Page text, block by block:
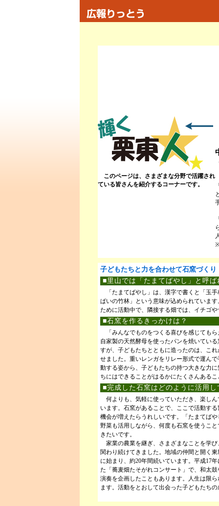
このページは、さまざまな分野で活躍され
ている皆さんを紹介するコーナーです。
子どもたちと力を合わせて石窯づくり
■里山では「たまてばやし」と呼
「たまてばやし」は、漢字で書くと「玉
ぱいの竹林」という意味が込められていま
ために活動中で、隣接する畑では、イチゴ
■石窯を作るきっかけは？
「みんなでものをつくる喜びを感じても
自家製の天然酵母を使ったパンを焼いてい
すが、子どもたちとともに造ったのは、こ
せました。重いレンガをリレー形式で運ん
動する姿から、子どもたちの持つ大きな力
ちにはできることがはるかにたくさんある
■完成した石窯はどのように活用
何よりも、気軽に使っていただき、楽し
います。石窯があることで、ここで活動す
機会が増えたらうれしいです。「たまてば
野菜も活用しながら、何度も石窯を使うこ
きたいです。
家業の農業を継ぎ、さまざまなことを学
関わり続けてきました。地域の仲間と開く
に始まり、約20年間続いています。平成17
た「蕎麦畑たそがれコンサート」で、和太
演奏を企画したこともあります。人生は限
ます。活動をとおして出会った子どもたち